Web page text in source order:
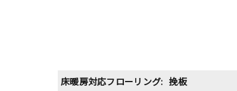
床暖房対応フローリング: 挽板